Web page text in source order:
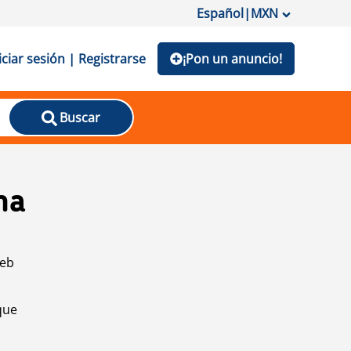
Español|MXN
sesión | Registrarse ¡Pon un anuncio!
Buscar